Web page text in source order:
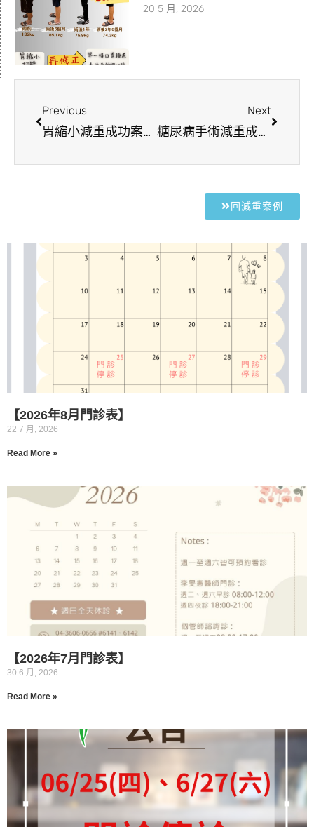
20 5 月, 2026
Previous
胃縮小減重成功案例 | 體態輕盈健康，體能不輸手術前
Next
糖尿病手術減重成功案例，糖尿病、高血壓獲得改善
回減重案例
【2026年8月門診表】
22 7 月, 2026
Read More »
【2026年7月門診表】
30 6 月, 2026
Read More »